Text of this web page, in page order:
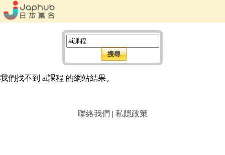
我們找不到 ai課程 的網站結果。
聯絡我們 | 私隱政策